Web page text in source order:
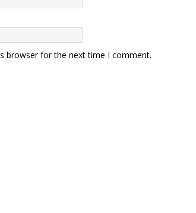
browser for the next time I comment.